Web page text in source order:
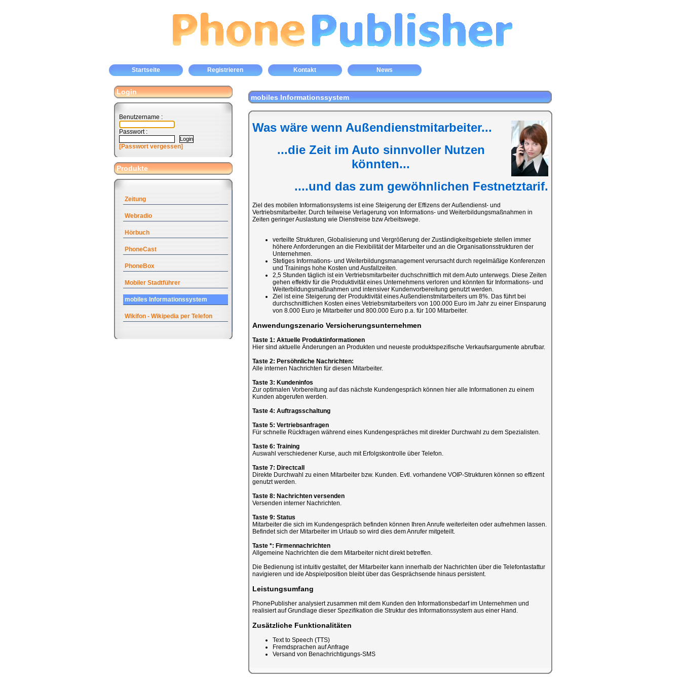
Startseite Registrieren Kontakt News
Login
Benutzername :
Passwort :
[Passwort vergessen]
Produkte
Zeitung
Webradio
Hörbuch
PhoneCast
PhoneBox
Mobiler Stadtführer
mobiles Informationssystem
Wikifon - Wikipedia per Telefon
mobiles Informationssystem
Was wäre wenn Außendienstmitarbeiter...
...die Zeit im Auto sinnvoller Nutzen
könnten...
....und das zum gewöhnlichen Festnetztarif.
Ziel des mobilen Informationsystems ist eine Steigerung der Effizens der Außendienst- und
Vertriebsmitarbeiter. Durch teilweise Verlagerung von Informations- und Weiterbildungsmaßnahmen in
Zeiten geringer Auslastung wie Dienstreise bzw Arbeitswege.
verteilte Strukturen, Globalisierung und Vergrößerung der Zuständigkeitsgebiete stellen immer
höhere Anforderungen an die Flexibilität der Mitarbeiter und an die Organisationsstrukturen der
Unternehmen.
Stetiges Informations- und Weiterbildungsmanagement verursacht durch regelmäßige Konferenzen
und Trainings hohe Kosten und Ausfallzeiten.
2,5 Stunden täglich ist ein Vertriebsmitarbeiter duchschnittlich mit dem Auto unterwegs. Diese Zeiten
gehen effektiv für die Produktivität eines Unternehmens verloren und könnten für Informations- und
Weiterbildungsmaßnahmen und intensiver Kundenvorbereitung genutzt werden.
Ziel ist eine Steigerung der Produktivität eines Außendienstmitarbeiters um 8%. Das führt bei
durchschnittlichen Kosten eines Vetriebsmitarbeiters von 100.000 Euro im Jahr zu einer Einsparung
von 8.000 Euro je Mitarbeiter und 800.000 Euro p.a. für 100 Mitarbeiter.
Anwendungszenario Versicherungsunternehmen
Taste 1: Aktuelle Produktinformationen
Hier sind aktuelle Änderungen an Produkten und neueste produktspezifische Verkaufsargumente abrufbar.
Taste 2: Persöhnliche Nachrichten:
Alle internen Nachrichten für diesen Mitarbeiter.
Taste 3: Kundeninfos
Zur optimalen Vorbereitung auf das nächste Kundengespräch können hier alle Informationen zu einem
Kunden abgerufen werden.
Taste 4: Auftragsschaltung
Taste 5: Vertriebsanfragen
Für schnelle Rückfragen während eines Kundengespräches mit direkter Durchwahl zu dem Spezialisten.
Taste 6: Training
Auswahl verschiedener Kurse, auch mit Erfolgskontrolle über Telefon.
Taste 7: Directcall
Direkte Durchwahl zu einen Mitarbeiter bzw. Kunden. Evtl. vorhandene VOIP-Strukturen können so effizent
genutzt werden.
Taste 8: Nachrichten versenden
Versenden interner Nachrichten.
Taste 9: Status
Mitarbeiter die sich im Kundengespräch befinden können Ihren Anrufe weiterleiten oder aufnehmen lassen.
Befindet sich der Mitarbeiter im Urlaub so wird dies dem Anrufer mitgeteilt.
Taste *: Firmennachrichten
Allgemeine Nachrichten die dem Mitarbeiter nicht direkt betreffen.
Die Bedienung ist intuitiv gestaltet, der Mitarbeiter kann innerhalb der Nachrichten über die Telefontastattur
navigieren und ide Abspielposition bleibt über das Gesprächsende hinaus persistent.
Leistungsumfang
PhonePublisher analysiert zusammen mit dem Kunden den Informationsbedarf im Unternehmen und
realisiert auf Grundlage dieser Spezifikation die Struktur des Informationssystem aus einer Hand.
Zusätzliche Funktionalitäten
Text to Speech (TTS)
Fremdsprachen auf Anfrage
Versand von Benachrichtigungs-SMS